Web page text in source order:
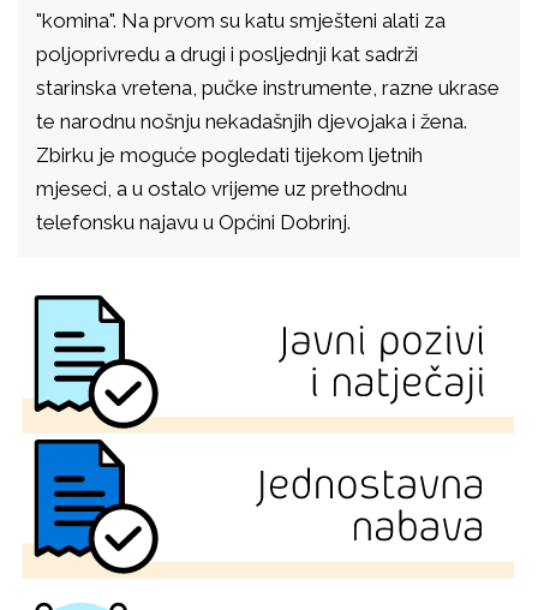
"komina". Na prvom su katu smješteni alati za
poljoprivredu a drugi i posljednji kat sadrži
starinska vretena, pučke instrumente, razne ukrase
te narodnu nošnju nekadašnjih djevojaka i žena.
Zbirku je moguće pogledati tijekom ljetnih
mjeseci, a u ostalo vrijeme uz prethodnu
telefonsku najavu u Općini Dobrinj.